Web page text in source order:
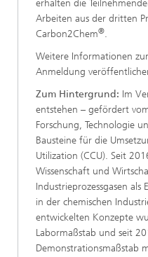
erhalten die
Arbeiten aus der dritten
Carbon2Chem®.
Weitere Informationen
Anmeldung
Zum Hintergrund: Im
entstehen – gefördert
Forschung, Technologie
Bausteine für die
Utilization (CCU). Seit
Wissenschaft und
Industrieprozessgasen
in der chemischen
entwickelten Konzepte
Labormaßstab und seit
Demonstrationsmaßstab